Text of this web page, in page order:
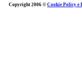
Copyright 2006 © Cookie Policy e